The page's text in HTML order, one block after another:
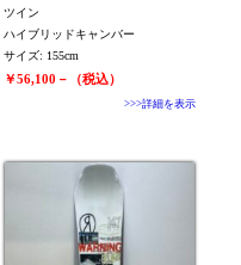
ツイン
ハイブリッドキャンバー
サイズ: 155cm
￥56,100－（税込）
>>>詳細を表示